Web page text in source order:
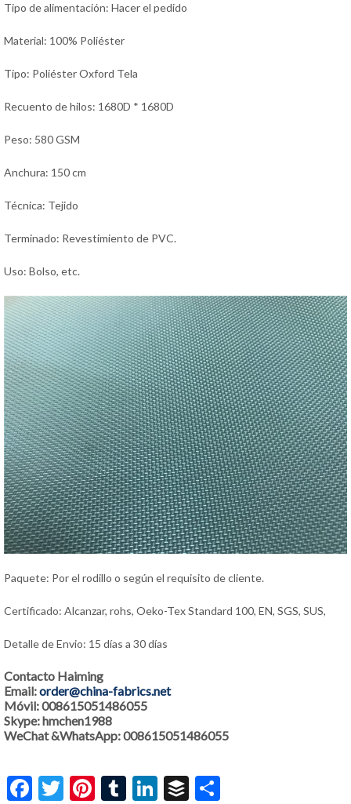
Tipo de alimentación: Hacer el pedido
Material: 100% Poliéster
Tipo: Poliéster Oxford Tela
Recuento de hilos: 1680D * 1680D
Peso: 580 GSM
Anchura: 150 cm
Técnica: Tejido
Terminado: Revestimiento de PVC.
Uso: Bolso, etc.
Paquete: Por el rodillo o según el requisito de cliente.
Certificado: Alcanzar, rohs, Oeko-Tex Standard 100, EN, SGS, SUS,
Detalle de Envio: 15 días a 30 días
Contacto Haiming
Email:order@china-fabrics.net
Móvil: 008615051486055
Skype: hmchen1988
WeChat &WhatsApp: 008615051486055
Facebook
Twitter
Pinterest
Tumblr
LinkedIn
Buffer